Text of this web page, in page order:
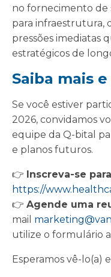
no fornecimento de
para infraestrutura,
pressões imediatas
estratégicos de
Saiba mais
Se você estiver
2026, convidamos
equipe da Q-bital
e planos futuros.
👉 Inscreva-se
https://
👉 Agende uma
mail
utilize o formulário
Esperamos vê-lo(a)